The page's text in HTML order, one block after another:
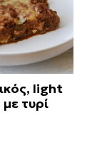
light
τυρί